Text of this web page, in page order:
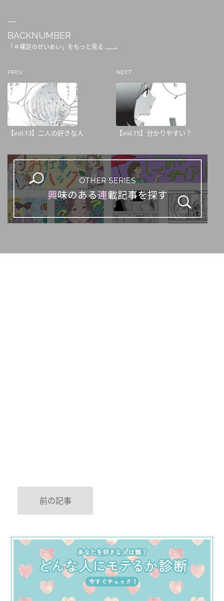
BACKNUMBER
「＃裸足のせいめい」をもっと見る
PREV
【vol.13】二人の好きな人
NEXT
【vol.15】分かりやすい？
前の記事